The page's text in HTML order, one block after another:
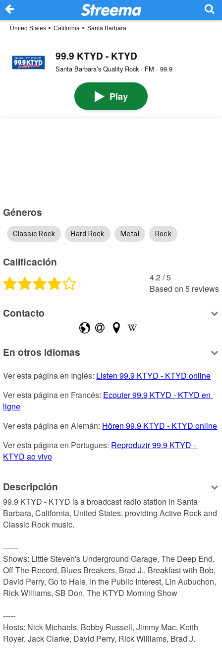
United States > California > Santa Barbara
99.9 KTYD - KTYD
Santa Barbara’s Quality Rock · FM · 99.9
Play
Géneros
Classic Rock Hard Rock Metal Rock
Calificación
4.2 /5
Based on 5 reviews
Contacto
En otros idiomas
Ver esta página en Inglés: Listen 99.9 KTYD - KTYD online
Ver esta página en Francés: Ecouter 99.9 KTYD - KTYD en
ligne
Ver esta página en Alemán: Hören 99.9 KTYD - KTYD online
Ver esta página en Portugues: Reproduzir 99.9 KTYD -
KTYD ao vivo
Descripción
99.9 KTYD - KTYD is a broadcast radio station in Santa
Barbara, California, United States, providing Active Rock and
Classic Rock music.
------
Shows: Little Steven's Underground Garage, The Deep End,
Off The Record, Blues Breakers, Brad J., Breakfast with Bob,
David Perry, Go to Hale, In the Public Interest, Lin Aubuchon,
Rick Williams, SB Don, The KTYD Morning Show
-----
Hosts: Nick Michaels, Bobby Russell, Jimmy Mac, Keith
Royer, Jack Clarke, David Perry, Rick Williams, Brad J.